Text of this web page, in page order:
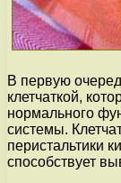
В первую
клетчаткой,
нормального
системы.
перистальтики
способствует